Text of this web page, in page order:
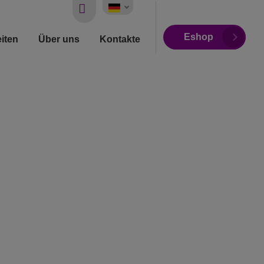
Über uns Kontakte
Vyhledávání
Eshop